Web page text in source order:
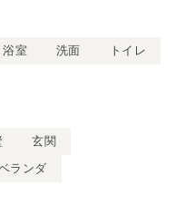
浴室 洗面 トイレ
玄関
ランダ